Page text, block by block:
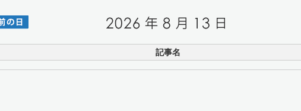
記事名